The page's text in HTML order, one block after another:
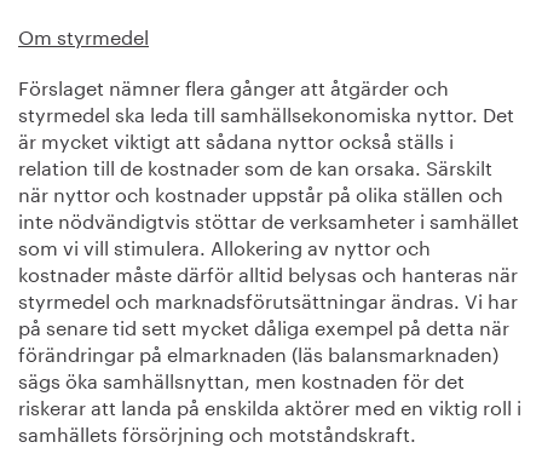
Om styrmedel
Förslaget nämner flera gånger att åtgärder och
styrmedel ska leda till samhällsekonomiska nyttor. Det
är mycket viktigt att sådana nyttor också ställs i
relation till de kostnader som de kan orsaka. Särskilt
när nyttor och kostnader uppstår på olika ställen och
inte nödvändigtvis stöttar de verksamheter i samhället
som vi vill stimulera. Allokering av nyttor och
kostnader måste därför alltid belysas och hanteras när
styrmedel och marknadsförutsättningar ändras. Vi har
på senare tid sett mycket dåliga exempel på detta när
förändringar på elmarknaden (läs balansmarknaden)
sägs öka samhällsnyttan, men kostnaden för det
riskerar att landa på enskilda aktörer med en viktig roll i
samhällets försörjning och motståndskraft.